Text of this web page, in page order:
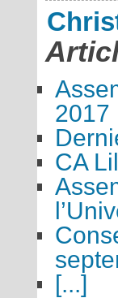
2017
CA
[...]